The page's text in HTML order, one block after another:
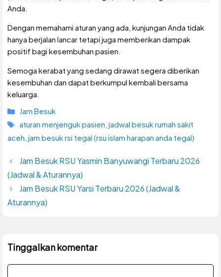
Anda.
Dengan memahami aturan yang ada, kunjungan Anda tidak
hanya berjalan lancar tetapi juga memberikan dampak
positif bagi kesembuhan pasien.
Semoga kerabat yang sedang dirawat segera diberikan
kesembuhan dan dapat berkumpul kembali bersama
keluarga.
Kategori
Jam Besuk
Tag
aturan menjenguk pasien, jadwal besuk rumah sakit
aceh, jam besuk rsi tegal (rsu islam harapan anda tegal)
Jam Besuk RSU Yasmin Banyuwangi Terbaru 2026
(Jadwal & Aturannya)
Jam Besuk RSU Yarsi Terbaru 2026 (Jadwal &
Aturannya)
Tinggalkan komentar
Komentar